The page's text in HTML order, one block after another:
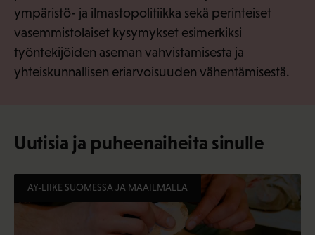
ympäristö- ja ilmastopolitiikka sekä perinteiset
vasemmistolaiset kysymykset esimerkiksi
työntekijöiden aseman vahvistamisesta ja
yhteiskunnallisen eriarvoisuuden vähentämisestä.
Uutisia ja puheenaiheita sinulle
AY-LIIKE SUOMESSA JA MAAILMALLA